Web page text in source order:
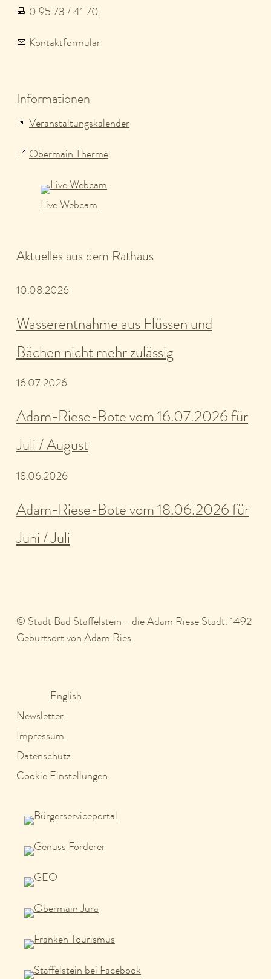
0 95 73 / 41 70
Kontaktformular
Informationen
Veranstaltungskalender
Obermain Therme
Live Webcam
Aktuelles aus dem Rathaus
10.08.2026
Wasserentnahme aus Flüssen und
Bächen nicht mehr zulässig
16.07.2026
Adam-Riese-Bote vom 16.07.2026 für
Juli / August
18.06.2026
Adam-Riese-Bote vom 18.06.2026 für
Juni / Juli
© Stadt Bad Staffelstein - die Adam Riese Stadt. 1492
Geburtsort von Adam Ries.
English
Newsletter
Impressum
Datenschutz
Cookie Einstellungen